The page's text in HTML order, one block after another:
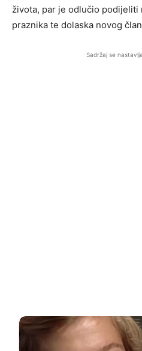
života, par je odlučio podijeliti
praznika te dolaska novog
Sadržaj se